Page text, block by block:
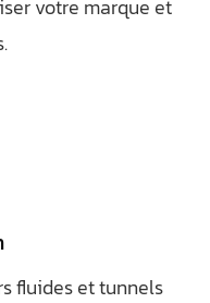
votre marque et
fluides et tunnels